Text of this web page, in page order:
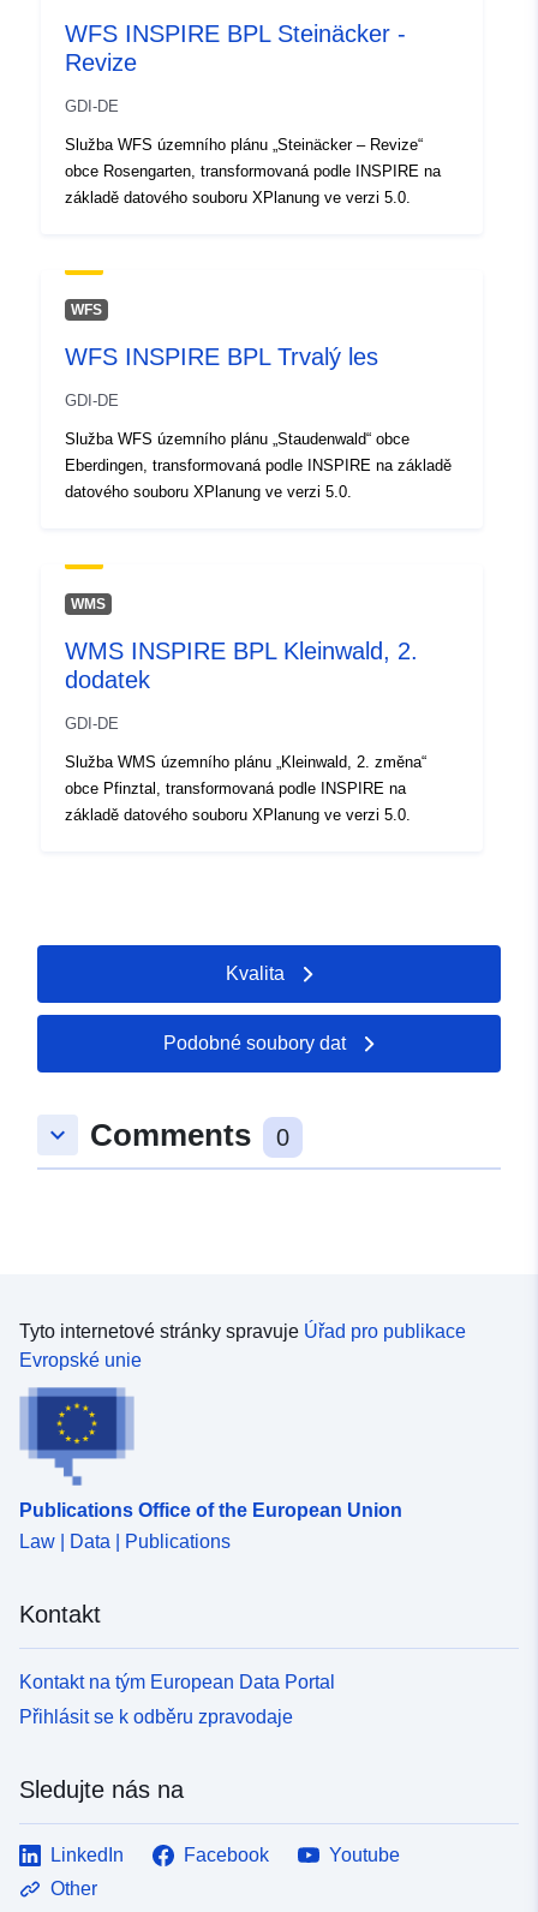
04 August 2026
Místní:
48.9142579 ], [ 8.7758315,
48.9136327 ], [ 8.7740579,
48.9136327 ], [ 8.7740579,
http://data.europa.eu/eli/reg/2009/
uriRef:
http://data.europa.eu/88u/dataset/
db50-483b-8eae-3d4f5a0bd6ff
WFS INSPIRE BPL Steinäcker -
Revize
GDI-DE
Služba WFS územního plánu „Steinäcker – Revize“
obce Rosengarten, transformovaná podle INSPIRE na
základě datového souboru XPlanung ve verzi 5.0.
WFS
WFS INSPIRE BPL Trvalý les
GDI-DE
Služba WFS územního plánu „Staudenwald“ obce
Eberdingen, transformovaná podle INSPIRE na základě
datového souboru XPlanung ve verzi 5.0.
WMS
WMS INSPIRE BPL Kleinwald, 2.
dodatek
GDI-DE
Služba WMS územního plánu „Kleinwald, 2. změna“
obce Pfinztal, transformovaná podle INSPIRE na
základě datového souboru XPlanung ve verzi 5.0.
Kvalita
Podobné soubory dat
keyboard_arrow_down Comments 0
Tyto internetové stránky spravuje Úřad pro publikace
Evropské unie
Publications Office of the European Union
Law | Data | Publications
Kontakt
Kontakt na tým European Data Portal
Přihlásit se k odběru zpravodaje
Sledujte nás na
LinkedIn Facebook
Youtube
Other